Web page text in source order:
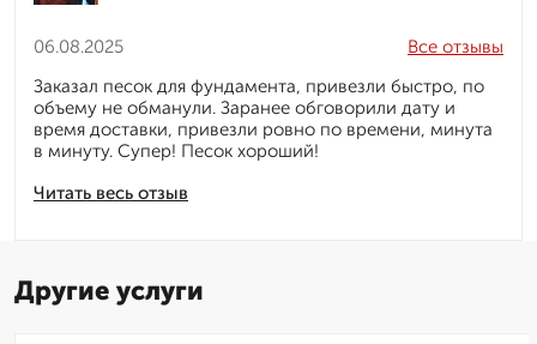
06.08.2025
Читать весь отзыв
Все отзывы
Заказал песок для фундамента, привезли быстро, по
объему не обманули. Заранее обговорили дату и
время доставки, привезли ровно по времени, минута
в минуту. Супер! Песок хороший!
Другие услуги